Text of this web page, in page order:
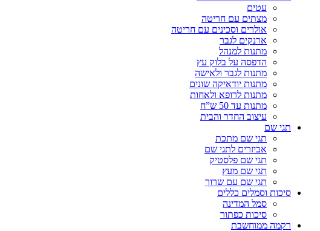
עטים
מצתים עם חריטה
אולרים וסכינים עם חריטה
ארנקים לגבר
מתנות למנהל
הדפסה על בלוק עץ
מתנות לגבר ולאישה
מתנות יודאיקה שונים
מתנות לרופא ולאחות
מתנות עד 50 ש”ח
עיצוב החדר והבית
תגי שם
תגי שם מתכת
אביזרים לתגי שם
תגי שם פלסטיק
תגי שם מעץ
תגי שם עם שרוך
סיכות וסמלים כללים
סמל המדינה
סיכות כפתור
רקמה ממוחשבת